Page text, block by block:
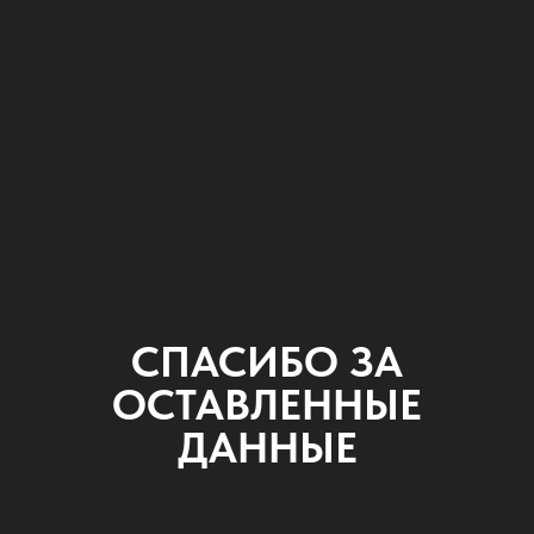
СПАСИБО ЗА
ОСТАВЛЕННЫЕ
ДАННЫЕ